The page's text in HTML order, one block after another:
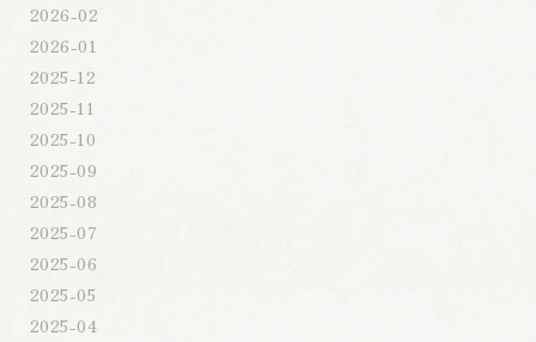
2026-02
2026-01
2025-12
2025-11
2025-10
2025-09
2025-08
2025-07
2025-06
2025-05
2025-04